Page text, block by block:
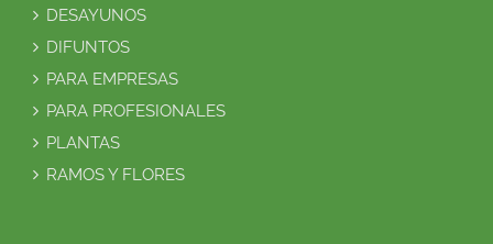
DESAYUNOS
DIFUNTOS
PARA EMPRESAS
PARA PROFESIONALES
PLANTAS
RAMOS Y FLORES